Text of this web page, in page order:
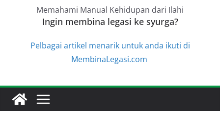
Memahami Manual Kehidupan dari Ilahi
Ingin membina legasi ke syurga?
Pelbagai artikel menarik untuk anda ikuti di
MembinaLegasi.com